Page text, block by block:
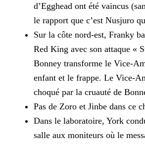
d’Egghead ont été vaincus
le rapport que c’est Nusjuro
Sur la côte nord-est, Franky
Red King avec son attaque «
Bonney transforme le Vice-
enfant et le frappe. Le Vice-
choqué par la cruauté de
Pas de Zoro et Jinbe dans ce
Dans le laboratoire, York
salle aux moniteurs où le